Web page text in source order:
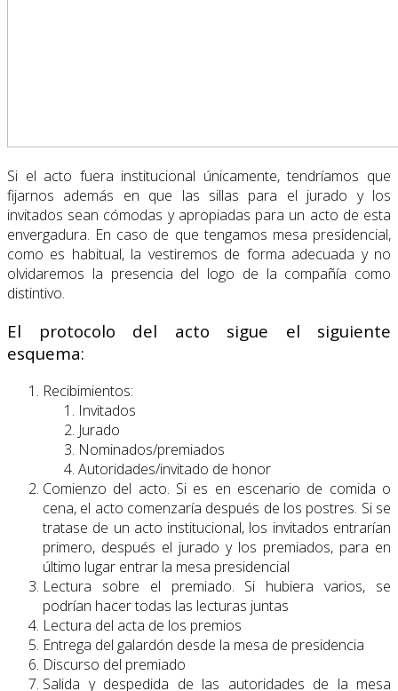
Si el acto fuera institucional únicamente, tendríamos que
fijarnos además en que las sillas para el jurado y los
invitados sean cómodas y apropiadas para un acto de esta
envergadura. En caso de que tengamos mesa presidencial,
como es habitual, la vestiremos de forma adecuada y no
olvidaremos la presencia del logo de la compañía como
distintivo.
El protocolo del acto sigue el siguiente
esquema:
Recibimientos:
Invitados
Jurado
Nominados/premiados
Autoridades/invitado de honor
Comienzo del acto. Si es en escenario de comida o
cena, el acto comenzaría después de los postres. Si se
tratase de un acto institucional, los invitados entrarían
primero, después el jurado y los premiados, para en
último lugar entrar la mesa presidencial
Lectura sobre el premiado. Si hubiera varios, se
podrían hacer todas las lecturas juntas
Lectura del acta de los premios
Entrega del galardón desde la mesa de presidencia
Discurso del premiado
Salida y despedida de las autoridades de la mesa